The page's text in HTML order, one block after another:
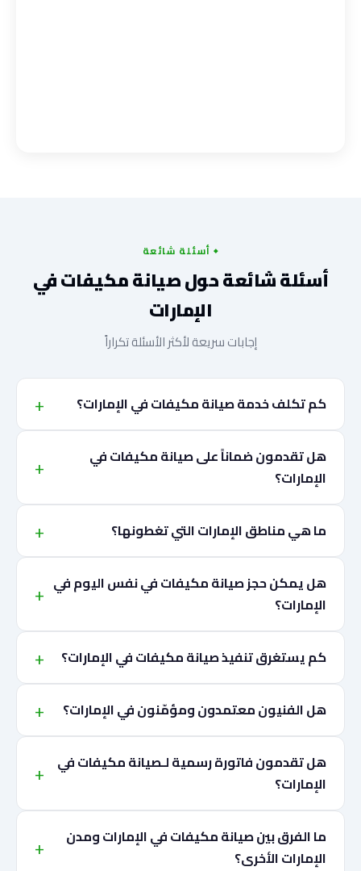
أسئلة شائعة
أسئلة شائعة حول صيانة مكيفات في
الإمارات
إجابات سريعة لأكثر الأسئلة تكراراً
كم تكلف خدمة صيانة مكيفات في الإمارات؟
هل تقدمون ضماناً على صيانة مكيفات في
الإمارات؟
ما هي مناطق الإمارات التي تغطونها؟
هل يمكن حجز صيانة مكيفات في نفس اليوم في
الإمارات؟
كم يستغرق تنفيذ صيانة مكيفات في الإمارات؟
هل الفنيون معتمدون ومؤمّنون في الإمارات؟
هل تقدمون فاتورة رسمية لـصيانة مكيفات في
الإمارات؟
ما الفرق بين صيانة مكيفات في الإمارات ومدن
الإمارات الأخرى؟